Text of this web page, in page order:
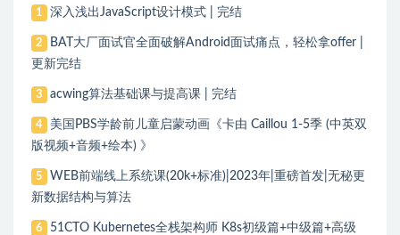
1 深入浅出JavaScript设计模式 | 完结
2
BAT大厂面试官全面破解Android面试痛点，轻松拿offer |
更新完结
3 acwing算法基础课与提高课 | 完结
4
美国PBS学龄前儿童启蒙动画《卡由 Caillou 1-5季 (中英双
版视频+音频+绘本) 》
5
WEB前端线上系统课(20k+标准)|2023年|重磅首发|无秘更
新数据结构与算法
6
51CTO Kubernetes全栈架构师 K8s初级篇+中级篇+高级